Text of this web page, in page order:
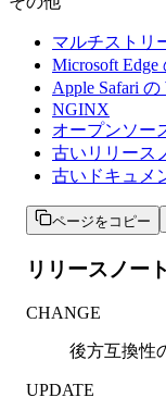
マルチストリ
Microsoft Edge
Apple Safari
NGINX
オープンソー
古いリリース
古いドキュメ
ページをコピー
リリースノート
CHANGE
後方互換性
UPDATE